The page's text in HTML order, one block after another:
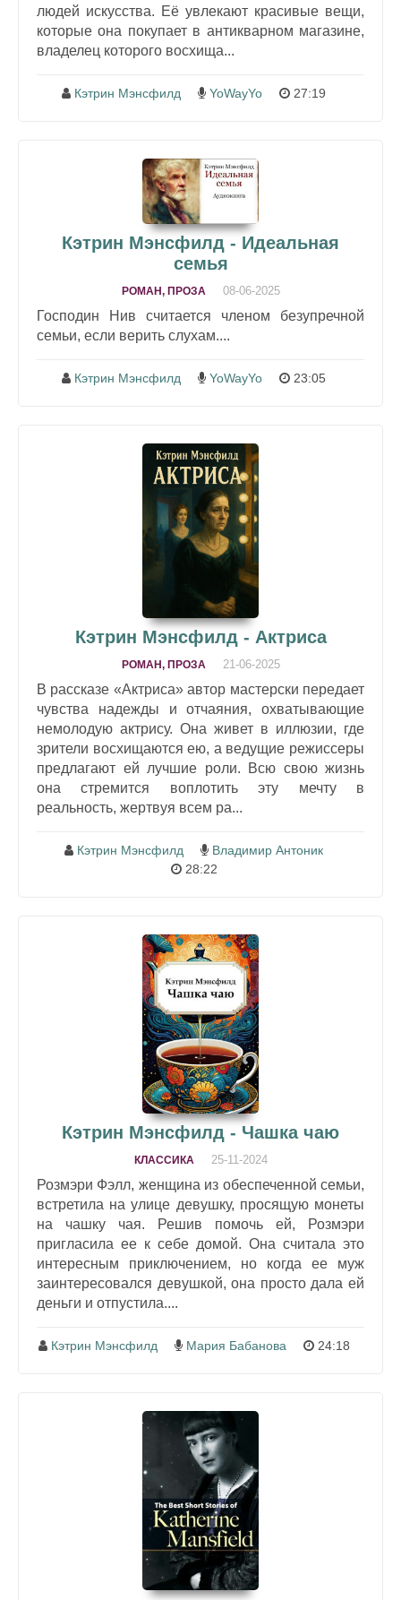
людей искусства. Её увлекают красивые вещи,
которые она покупает в антикварном магазине,
владелец которого восхища...
Кэтрин Мэнсфилд YoWayYo 27:19
Кэтрин Мэнсфилд - Идеальная
семья
РОМАН, ПРОЗА 08-06-2025
Господин Нив считается членом безупречной
семьи, если верить слухам....
Кэтрин Мэнсфилд YoWayYo 23:05
Кэтрин Мэнсфилд - Актриса
РОМАН, ПРОЗА 21-06-2025
В рассказе «Актриса» автор мастерски передает
чувства надежды и отчаяния, охватывающие
немолодую актрису. Она живет в иллюзии, где
зрители восхищаются ею, а ведущие режиссеры
предлагают ей лучшие роли. Всю свою жизнь
она стремится воплотить эту мечту в
реальность, жертвуя всем ра...
Кэтрин Мэнсфилд
Владимир Антоник
28:22
Кэтрин Мэнсфилд - Чашка чаю
КЛАССИКА 25-11-2024
Розмэри Фэлл, женщина из обеспеченной семьи,
встретила на улице девушку, просящую монеты
на чашку чая. Решив помочь ей, Розмэри
пригласила ее к себе домой. Она считала это
интересным приключением, но когда ее муж
заинтересовался девушкой, она просто дала ей
деньги и отпустила....
Кэтрин Мэнсфилд Мария Бабанова 24:18